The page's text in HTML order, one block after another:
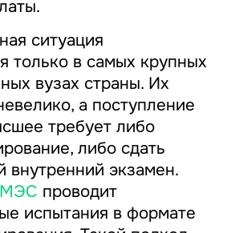
ситуация
только в самых крупных
вузах страны. Их
а поступление
требует либо
либо сдать
внутренний экзамен.
проводит
испытания в формате